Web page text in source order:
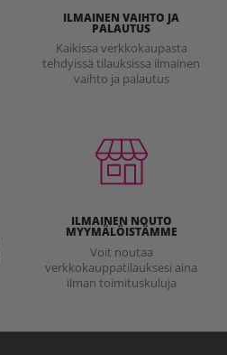
ILMAINEN VAIHTO JA
PALAUTUS
Kaikissa verkkokaupasta
tehdyissä tilauksissa ilmainen
vaihto ja palautus
ILMAINEN NOUTO
MYYMÄLÖISTÄMME
Voit noutaa
verkkokauppatilauksesi aina
ilman toimituskuluja